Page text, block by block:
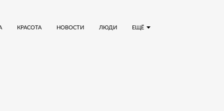
ЕЩЁ
КРАСОТА НОВОСТИ ЛЮДИ